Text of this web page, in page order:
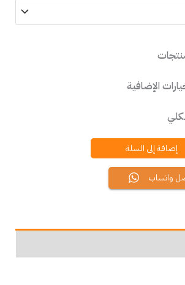
الإضافية
إضافة إلى السلة
واتساب